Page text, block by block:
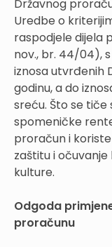
Državnog
Uredbe o
raspodjele dijela
nov., br. 44/04),
iznosa utvrđenih
godinu, a do
sreću. Što se
spomeničke
proračun i
zaštitu i
kulture.
Odgoda
proračunu